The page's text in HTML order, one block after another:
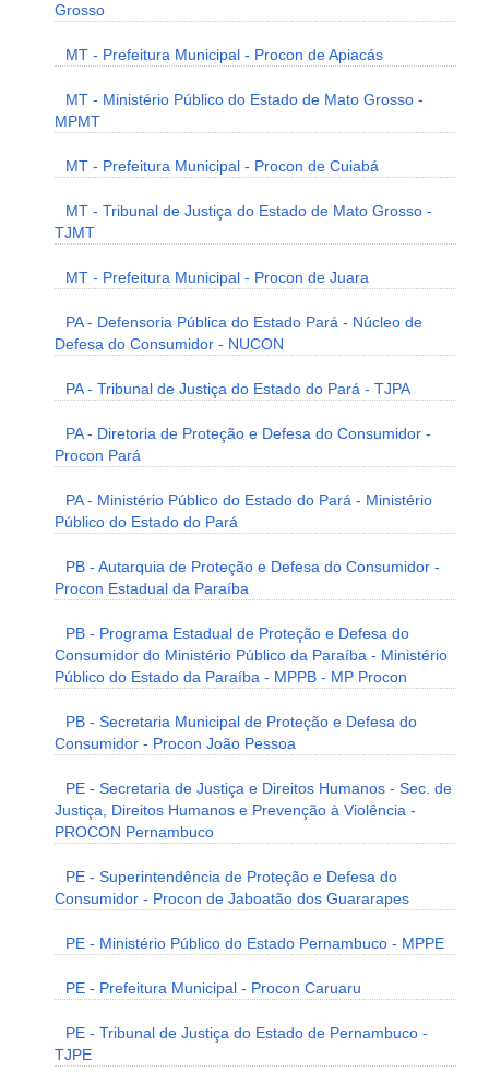
Grosso
MT - Prefeitura Municipal - Procon de Apiacás
MT - Ministério Público do Estado de Mato Grosso -
MPMT
MT - Prefeitura Municipal - Procon de Cuiabá
MT - Tribunal de Justiça do Estado de Mato Grosso -
TJMT
MT - Prefeitura Municipal - Procon de Juara
PA - Defensoria Pública do Estado Pará - Núcleo de
Defesa do Consumidor - NUCON
PA - Tribunal de Justiça do Estado do Pará - TJPA
PA - Diretoria de Proteção e Defesa do Consumidor -
Procon Pará
PA - Ministério Público do Estado do Pará - Ministério
Público do Estado do Pará
PB - Autarquia de Proteção e Defesa do Consumidor -
Procon Estadual da Paraíba
PB - Programa Estadual de Proteção e Defesa do
Consumidor do Ministério Público da Paraíba - Ministério
Público do Estado da Paraíba - MPPB - MP Procon
PB - Secretaria Municipal de Proteção e Defesa do
Consumidor - Procon João Pessoa
PE - Secretaria de Justiça e Direitos Humanos - Sec. de
Justiça, Direitos Humanos e Prevenção à Violência -
PROCON Pernambuco
PE - Superintendência de Proteção e Defesa do
Consumidor - Procon de Jaboatão dos Guararapes
PE - Ministério Público do Estado Pernambuco - MPPE
PE - Prefeitura Municipal - Procon Caruaru
PE - Tribunal de Justiça do Estado de Pernambuco -
TJPE